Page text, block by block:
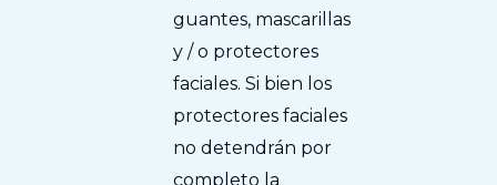
guantes, mascarillas
y / o protectores
faciales. Si bien los
protectores faciales
no detendrán por
completo la